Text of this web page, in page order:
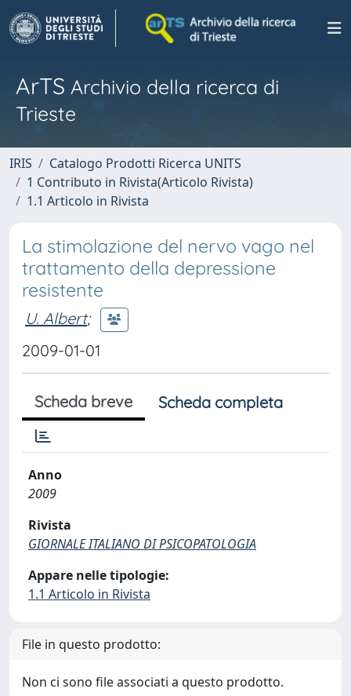
ArTS Archivio della ricerca di
Trieste
IRIS
Catalogo Prodotti Ricerca UNITS
1 Contributo in Rivista(Articolo Rivista)
1.1 Articolo in Rivista
La stimolazione del nervo vago nel
trattamento della depressione
resistente
U. Albert;
2009-01-01
Scheda breve Scheda completa
Anno
2009
Rivista
GIORNALE ITALIANO DI PSICOPATOLOGIA
Appare nelle tipologie:
1.1 Articolo in Rivista
File in questo prodotto:
Non ci sono file associati a questo prodotto.